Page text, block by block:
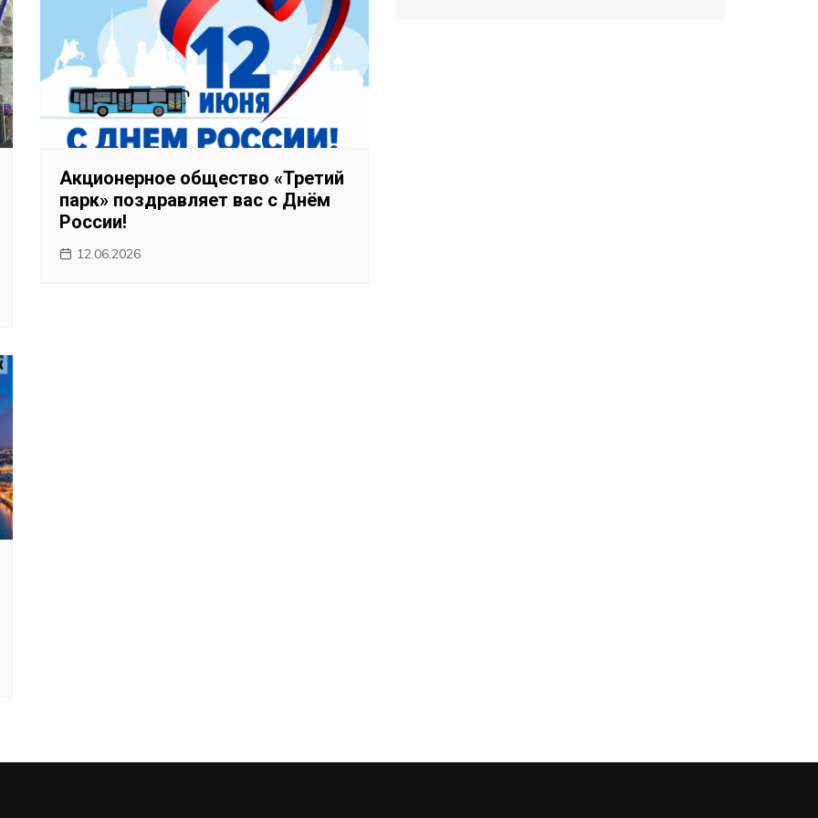
Акционерное общество «Третий
парк» поздравляет вас с Днём
России!
12.06.2026